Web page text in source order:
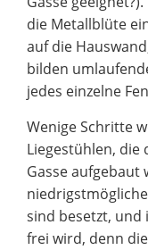
die Metallblüte
auf die
bilden
jedes einzelne
Wenige Schritte
Liegestühlen, die
Gasse
sind besetzt, und
frei wird, denn